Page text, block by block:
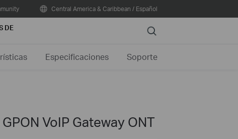
Central America & Caribbean / Español
DE Search
Especificaciones Soporte
VoIP Gateway ONT